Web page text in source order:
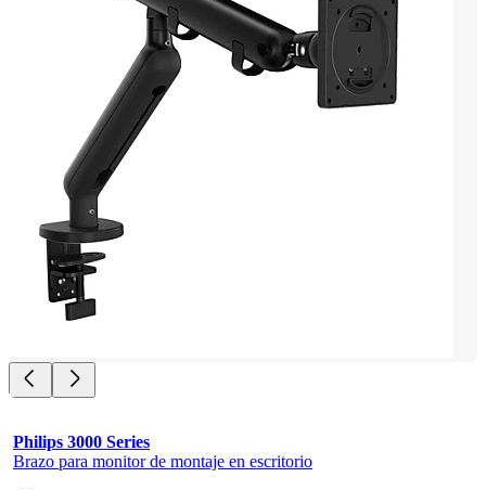
Philips 3000 Series
Brazo para monitor de montaje en escritorio